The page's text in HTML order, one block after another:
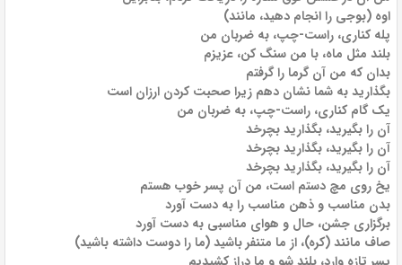
اوه (بوجی را انجام دهید، مانند)
پله کناری، راست-چپ، به ضربان من
بلند مثل ماه، با من سنگ کن، عزیزم
بدان که من آن گرما را گرفتم
بگذارید به شما نشان دهم زیرا صحبت کردن ارزان است
یک گام کناری، راست-چپ، به ضربان من
آن را بگیرید، بگذارید بچرخد
آن را بگیرید، بگذارید بچرخد
آن را بگیرید، بگذارید بچرخد
یخ روی مچ دستم است، من آن پسر خوب هستم
بدن مناسب و ذهن مناسب را به دست آورد
برگزاری جشن، حال و هوای مناسبی به دست آورد
صاف مانند (کره)، از ما متنفر باشید (ما را دوست داشته باشید)